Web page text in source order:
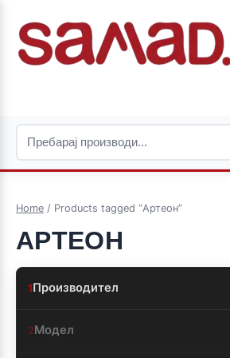
Home / Products tagged “Артеон”
АРТЕОН
1Производител
2Модел